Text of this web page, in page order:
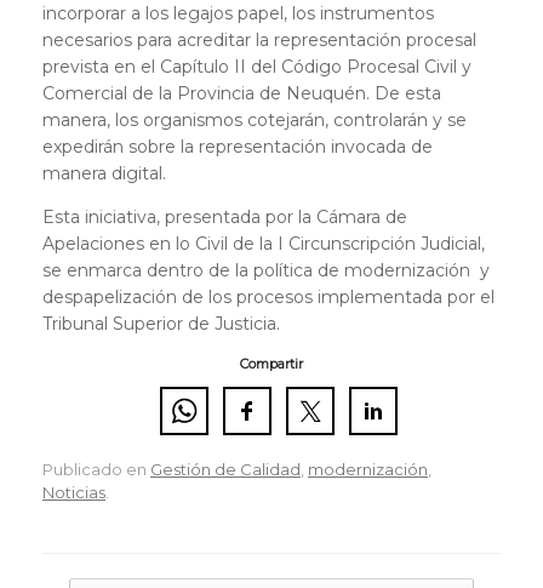
incorporar a los legajos papel, los instrumentos
necesarios para acreditar la representación procesal
prevista en el Capítulo II del Código Procesal Civil y
Comercial de la Provincia de Neuquén. De esta
manera, los organismos cotejarán, controlarán y se
expedirán sobre la representación invocada de
manera digital.
Esta iniciativa, presentada por la Cámara de
Apelaciones en lo Civil de la I Circunscripción Judicial,
se enmarca dentro de la política de modernización y
despapelización de los procesos implementada por el
Tribunal Superior de Justicia.
Compartir
Publicado en Gestión de Calidad modernización
Noticias